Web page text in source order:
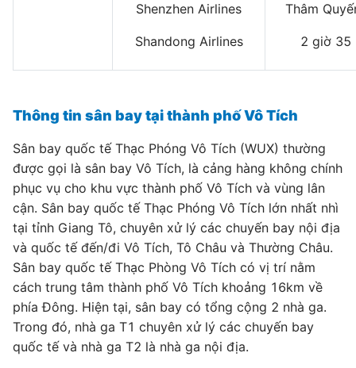
Shenzhen Airlines
Shandong Airlines
Thâm
2 giờ 35
Thông tin sân bay tại thành phố Vô Tích
Sân bay quốc tế Thạc Phóng Vô Tích (WUX) thường
được gọi là sân bay Vô Tích, là cảng hàng không chính
phục vụ cho khu vực thành phố Vô Tích và vùng lân
cận. Sân bay quốc tế Thạc Phóng Vô Tích lớn nhất nhì
tại tỉnh Giang Tô, chuyên xử lý các chuyến bay nội địa
và quốc tế đến/đi Vô Tích, Tô Châu và Thường Châu.
Sân bay quốc tế Thạc Phòng Vô Tích có vị trí nằm
cách trung tâm thành phố Vô Tích khoảng 16km về
phía Đông. Hiện tại, sân bay có tổng cộng 2 nhà ga.
Trong đó, nhà ga T1 chuyên xử lý các chuyến bay
quốc tế và nhà ga T2 là nhà ga nội địa.